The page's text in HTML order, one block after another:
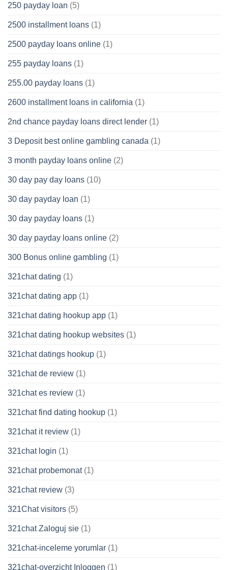
250 payday loan (5)
2500 installment loans (1)
2500 payday loans online (1)
255 payday loans (1)
255.00 payday loans (1)
2600 installment loans in california (1)
2nd chance payday loans direct lender (1)
3 Deposit best online gambling canada (1)
3 month payday loans online (2)
30 day pay day loans (10)
30 day payday loan (1)
30 day payday loans (1)
30 day payday loans online (2)
300 Bonus online gambling (1)
321chat dating (1)
321chat dating app (1)
321chat dating hookup app (1)
321chat dating hookup websites (1)
321chat datings hookup (1)
321chat de review (1)
321chat es review (1)
321chat find dating hookup (1)
321chat it review (1)
321chat login (1)
321chat probemonat(1)
321chat review (3)
321Chat visitors (5)
321chat Zaloguj sie (1)
321chat-inceleme yorumlar (1)
321chat-overzicht Inloggen (1)